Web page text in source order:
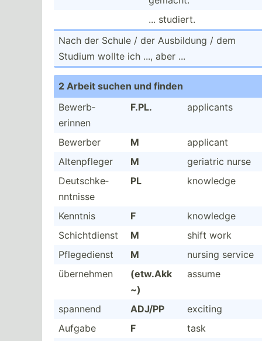
... studiert.
Nach der Schule / der Ausbildung / dem
Studium wollte ich ..., aber ...
2 Arbeit suchen und finden
Bewerb­
erinnen
F.PL. applicants
Bewerber M
applicant
Altenp­fleger
M
geriatric nurse
Deutsc­hke­
nnt­nisse
PL knowledge
Kenntnis F
knowledge
Schich­tdienst
M
shift work
Pflege­dienst
M
nursing service
übernehmen
(etw.Akk
~)
assume
spannend ADJ/PP
exciting
Aufgabe
F
task